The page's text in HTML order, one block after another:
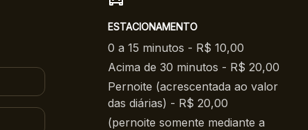
ESTACIONAMENTO
0 a 15 minutos - R$ 10,00
Acima de 30 minutos - R$ 20,00
Pernoite (acrescentada ao valor
das diárias) - R$ 20,00
(pernoite somente mediante a